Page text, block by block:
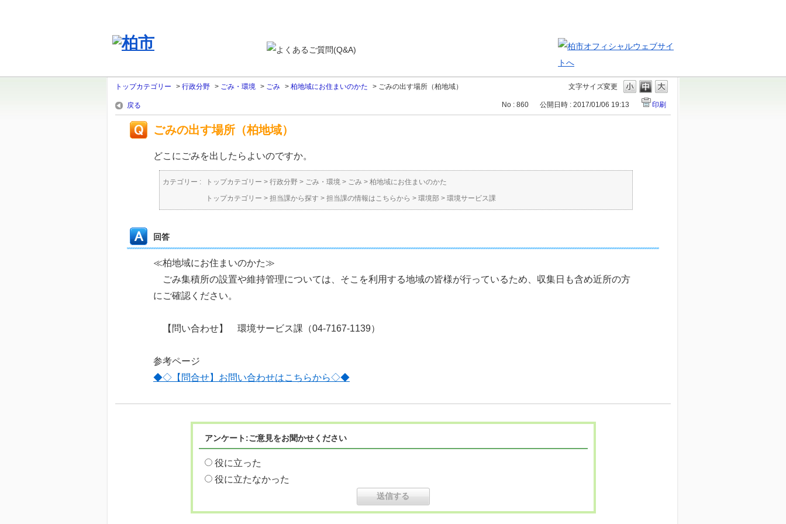
文字サイズ変更
トップカテゴリー > 行政分野 > ごみ・環境 > ごみ > 柏地域にお住まいのかた > ごみの出す場所（柏地域）
戻る No : 860 公開日時 : 2017/01/06 19:13 印刷
ごみの出す場所（柏地域）
どこにごみを出したらよいのですか。
カテゴリー : トップカテゴリー > 行政分野 > ごみ・環境 > ごみ > 柏地域にお住まいのかた
トップカテゴリー > 担当課から探す > 担当課の情報はこちらから > 環境部 > 環境サービス課
回答
≪柏地域にお住まいのかた≫
ごみ集積所の設置や維持管理については、そこを利用する地域の皆様が行っているため、収集日も含め近所の方
にご確認ください。
【問い合わせ】 環境サービス課（04-7167-1139）
参考ページ
◆◇【問合せ】お問い合わせはこちらから◇◆
アンケート:ご意見をお聞かせください
役に立った
役に立たなかった